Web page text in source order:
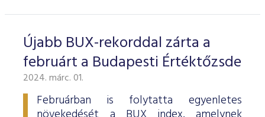
Újabb BUX-rekorddal zárta a
februárt a Budapesti Értéktőzsde
2024. márc. 01.
Februárban is folytatta egyenletes